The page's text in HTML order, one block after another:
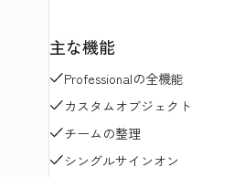
主な機能
Professionalの全機能
カスタムオブジェクト
チームの整理
シングルサインオン